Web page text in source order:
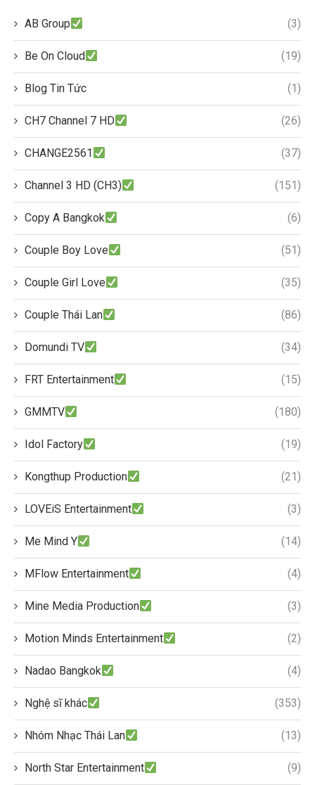
AB Group (3)
Be On Cloud (19)
Blog Tin Tức (1)
CH7 Channel 7 HD (26)
CHANGE2561 (37)
Channel 3 HD (CH3) (151)
Copy A Bangkok (6)
Couple Boy Love (51)
Couple Girl Love (35)
Couple Thái Lan (86)
Domundi TV (34)
FRT Entertainment (15)
GMMTV (180)
Idol Factory (19)
Kongthup Production (21)
LOVEiS Entertainment (3)
Me Mind Y (14)
MFlow Entertainment (4)
Mine Media Production (3)
Motion Minds Entertainment (2)
Nadao Bangkok (4)
Nghệ sĩ khác (353)
Nhóm Nhạc Thái Lan (13)
North Star Entertainment (9)